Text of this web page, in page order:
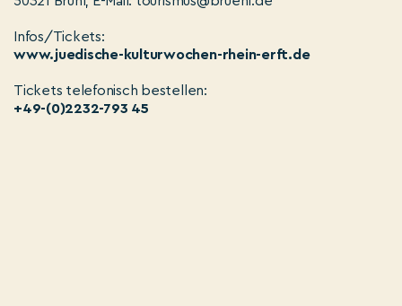
Infos/Tickets:
www.juedische-kulturwochen-rhein-erft.de
Tickets telefonisch bestellen:
+49-(0)2232-793 45